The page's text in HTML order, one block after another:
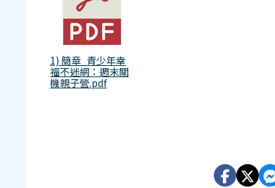
1) 簡章_青少年幸
福不迷網：週末關
機親子營.pdf